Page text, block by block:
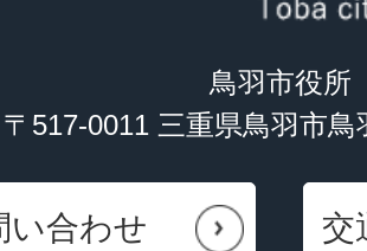
鳥羽市役所
〒517-0011 三重県鳥羽市
い合わせ 交